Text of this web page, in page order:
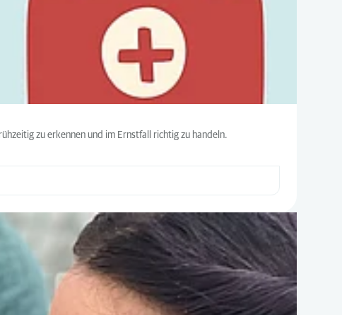
zu erkennen und im Ernstfall richtig zu handeln.